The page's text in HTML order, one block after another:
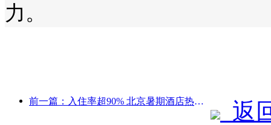
力。
前一篇：入住率超90% 北京暑期酒店热将持续8月中下旬
返